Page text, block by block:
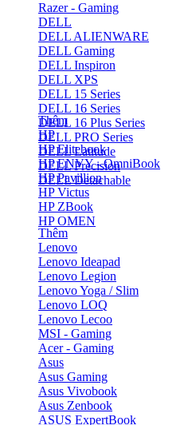
Razer - Gaming
DELL
DELL ALIENWARE
DELL Gaming
DELL Inspiron
DELL XPS
DELL 15 Series
DELL 16 Series
DELL 16 Plus Series
DELL PRO Series
DELL Latitude
DELL Precision
DELL Detachable
Thêm
HP
HP Elitebook
HP ENVY - OmniBook
HP Pavillion
HP Victus
HP ZBook
HP OMEN
Thêm
Lenovo
Lenovo Ideapad
Lenovo Legion
Lenovo Yoga / Slim
Lenovo LOQ
Lenovo Lecoo
MSI - Gaming
Acer - Gaming
Asus
Asus Gaming
Asus Vivobook
Asus Zenbook
ASUS ExpertBook